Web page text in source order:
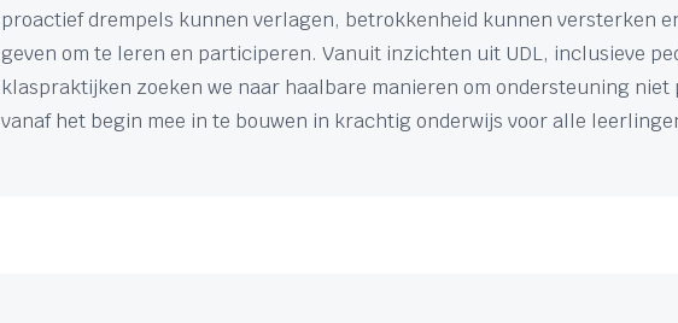
proactief drempels kunnen verlagen, betrokkenheid kunnen versterken
geven om te leren en participeren. Vanuit inzichten uit UDL, inclusieve
klaspraktijken zoeken we naar haalbare manieren om ondersteuning
vanaf het begin mee in te bouwen in krachtig onderwijs voor alle